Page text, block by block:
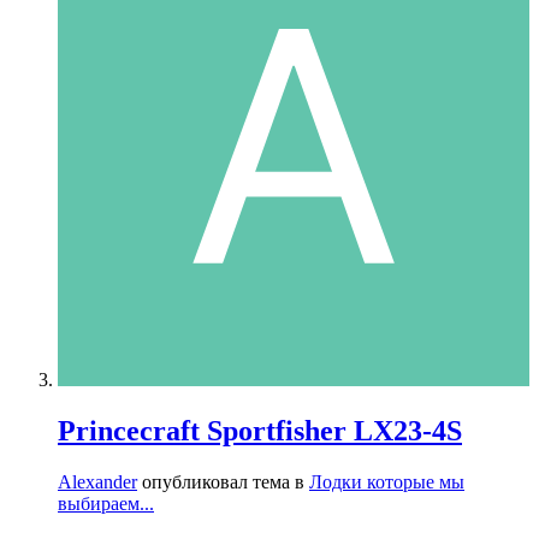
Princecraft Sportfisher LX23-4S
Alexanderопубликовал тема в Лодки которые мы
выбираем...